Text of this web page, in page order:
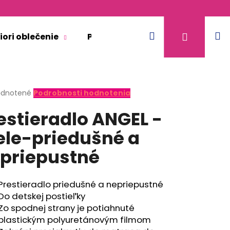
oblečenie Pre dospelých Doplnkový
Hľadať
Podrobnosti hodnotenia
ANGEL -
priedušné a
priedušné a nepriepustné
detskej postieľky
spodnej strany je potiahnuté
polyuretánovým filmom
TENKÉ VÝSTRIH U